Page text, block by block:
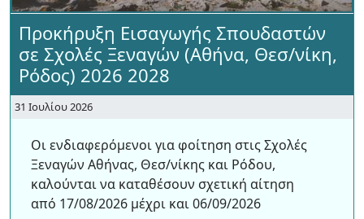
Προκήρυξη Εισαγωγής Σπουδαστών
σε Σχολές Ξεναγών (Αθήνα, Θεσ/νίκη,
Ρόδος) 2026 2028
31 Ιουλίου 2026
Οι ενδιαφερόμενοι για φοίτηση στις Σχολές
Ξεναγών Αθήνας, Θεσ/νίκης και Ρόδου,
καλούνται να καταθέσουν σχετική αίτηση
από 17/08/2026 μέχρι και 06/09/2026